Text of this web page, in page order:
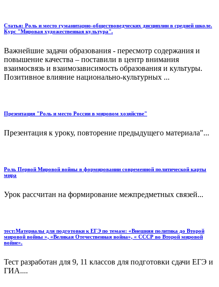
Статья: Роль и место гуманитарно-обществоведческих дисциплин в средней школе.
Курс "Мировая художественная культура".
Важнейшие задачи образования - пересмотр содержания и
повышение качества – поставили в центр внимания
взаимосвязь и взаимозависимость образования и культуры.
Позитивное влияние национально-культурных ...
Презентация "Роль и место России в мировом хозяйстве"
Презентация к уроку, повторение предыдущего материала"...
Роль Первой Мировой войны в формировании современной политической карты
мира
Урок рассчитан на формирование межпредметных связей...
тест:Материалы для подготовки к ЕГЭ по темам: «Внешняя политика до Второй
мировой войны », «Великая Отечественная война», « СССР во Второй мировой
войне».
Тест разработан для 9, 11 классов для подготовки сдачи ЕГЭ и
ГИА....